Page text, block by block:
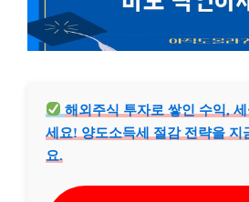
해외주식 투자로 쌓인 수익,
세요! 양도소득세 절감 전략을 지
요.